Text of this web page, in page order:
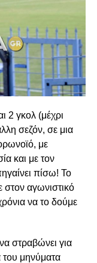
2 γκολ (μέχρι
σεζόν, σε μια
με
και με τον
πίσω! Το
αγωνιστικό
να το δούμε
στραβώνει για
του μηνύματα